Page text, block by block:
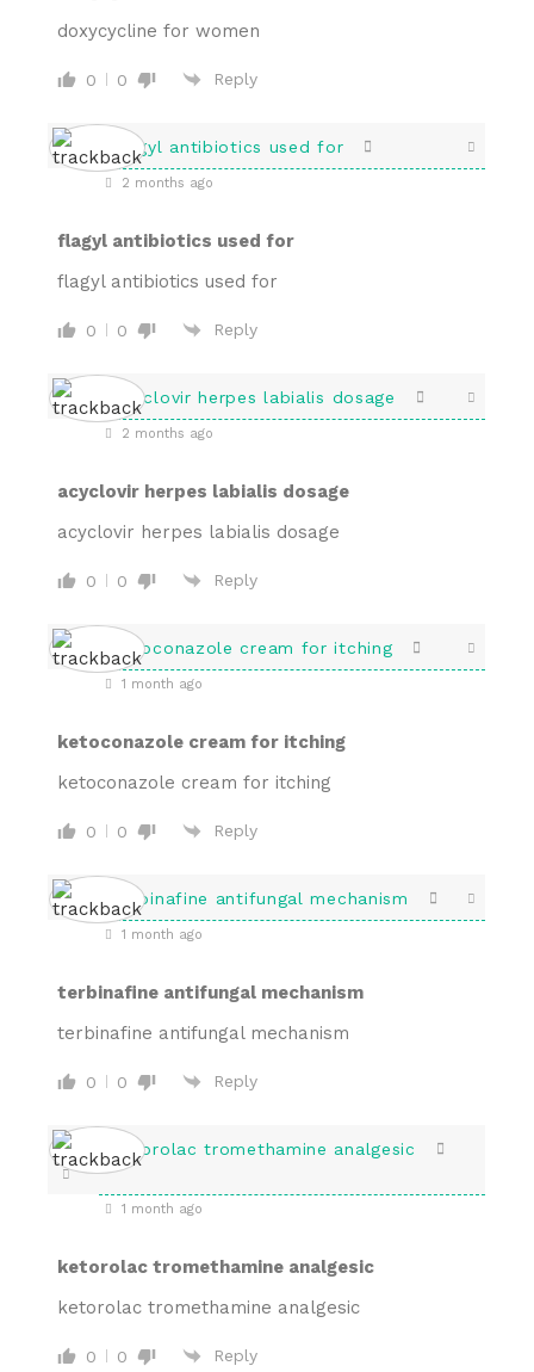
doxycycline for women
0 0 Reply
flagyl antibiotics used for
2 months ago
flagyl antibiotics used for
flagyl antibiotics used for
0 0 Reply
acyclovir herpes labialis dosage
2 months ago
acyclovir herpes labialis dosage
acyclovir herpes labialis dosage
0 0 Reply
ketoconazole cream for itching
1 month ago
ketoconazole cream for itching
ketoconazole cream for itching
0 0 Reply
terbinafine antifungal mechanism
1 month ago
terbinafine antifungal mechanism
terbinafine antifungal mechanism
0 0 Reply
ketorolac tromethamine analgesic
1 month ago
ketorolac tromethamine analgesic
ketorolac tromethamine analgesic
0 0 Reply